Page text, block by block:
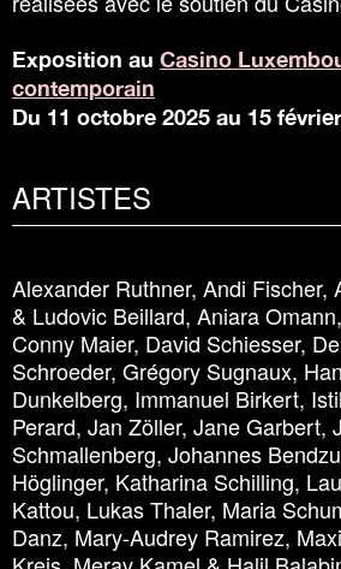
Exposition au Casino
contemporain
Du 11 octobre 2025 au 15
ARTISTES
Alexander Ruthner, Andi Fischer,
& Ludovic Beillard, Aniara
Conny Maier, David Schiesser,
Schroeder, Grégory Sugnaux,
Dunkelberg, Immanuel Birkert,
Perard, Jan Zöller, Jane Garbert,
Schmallenberg, Johannes
Höglinger, Katharina Schilling,
Kattou, Lukas Thaler, Maria
Danz, Mary-Audrey Ramirez,